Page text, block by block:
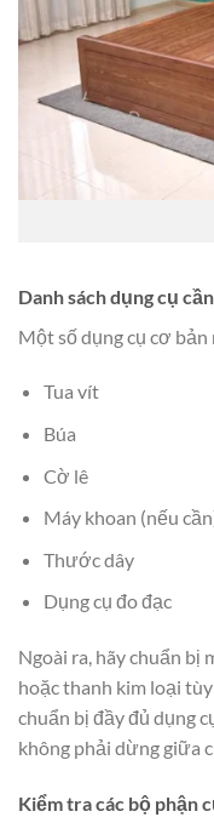
Danh sách dụng cụ
Một số dụng cụ cơ bản
Tua vít
Búa
Cờ lê
Máy khoan (nếu
Thước dây
Dụng cụ đo đạc
Ngoài ra, hãy chuẩn bị
hoặc thanh kim loại
chuẩn bị đầy đủ dụng
không phải dừng giữa
Kiểm tra các bộ phận